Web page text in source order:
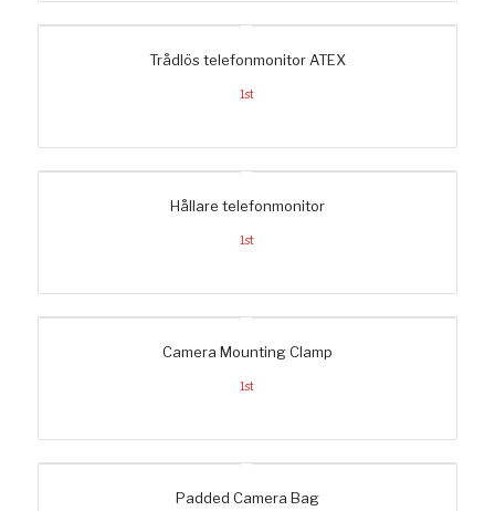
Trådlös telefonmonitor ATEX
1st
Hållare telefonmonitor
1st
Camera Mounting Clamp
1st
Padded Camera Bag